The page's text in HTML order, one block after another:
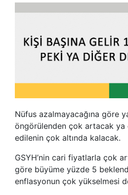
Nüfus azalmayacağına göre
öngörülenden çok artacak ya
edilenin çok altında kalacak.
GSYH’nin cari fiyatlarla çok
göre büyüme yüzde 5
enflasyonun çok yükselmesi